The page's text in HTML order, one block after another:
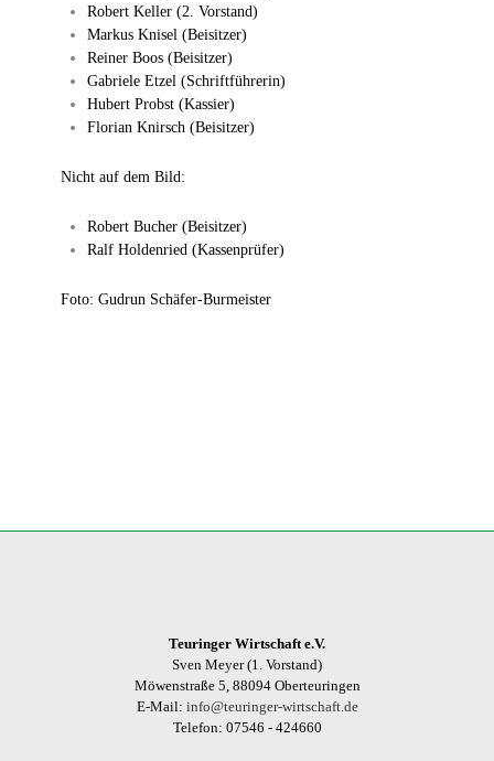
Robert Keller (2. Vorstand)
Markus Knisel (Beisitzer)
Reiner Boos (Beisitzer)
Gabriele Etzel (Schriftführerin)
Hubert Probst (Kassier)
Florian Knirsch (Beisitzer)
Nicht auf dem Bild:
Robert Bucher (Beisitzer)
Ralf Holdenried (Kassenprüfer)
Foto: Gudrun Schäfer-Burmeister
Teuringer Wirtschaft e.V.
Sven Meyer (1. Vorstand)
Möwenstraße 5, 88094 Oberteuringen
E-Mail: info@teuringer-wirtschaft.de
Telefon: 07546 - 424660